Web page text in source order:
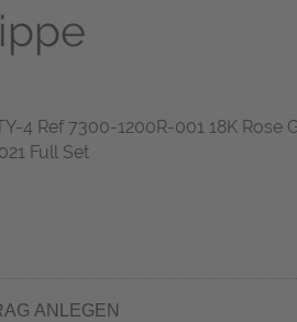
4 Ref 7300-1200R-001 18K Rose
Full Set
ANLEGEN